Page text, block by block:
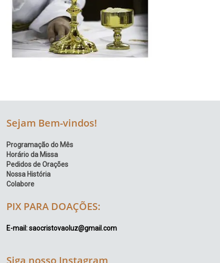
Sejam Bem-vindos!
Programação do Mês
Horário da Missa
Pedidos de Orações
Nossa História
Colabore
PIX PARA DOAÇÕES:
E-mail: saocristovaoluz@gmail.com